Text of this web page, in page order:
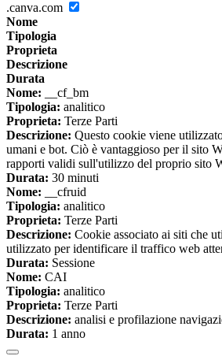
.canva.com
Nome
Tipologia
Proprieta
Descrizione
Durata
Nome: __cf_bm
Tipologia: analitico
Proprieta: Terze Parti
Descrizione: Questo cookie viene
umani e bot. Ciò è vantaggioso per il sito
rapporti validi sull'utilizzo del proprio sito
Durata: 30 minuti
Nome: __cfruid
Tipologia: analitico
Proprieta: Terze Parti
Descrizione: Cookie associato ai siti che
utilizzato per identificare il traffico web
Durata: Sessione
Nome: CAI
Tipologia: analitico
Proprieta: Terze Parti
Descrizione: analisi e profilazione
Durata: 1 anno